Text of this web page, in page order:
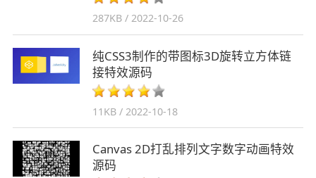
287KB / 2022-10-26
纯CSS3制作的带图标3D旋转立方体链
接特效源码
11KB / 2022-10-18
Canvas 2D打乱排列文字数字动画特效
源码